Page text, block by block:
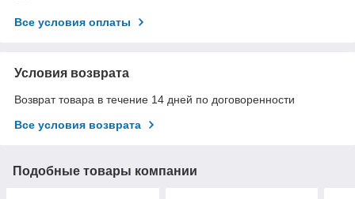
Все условия оплаты
Условия возврата
Возврат товара в течение 14 дней по договоренности
Все условия возврата
Подобные товары компании